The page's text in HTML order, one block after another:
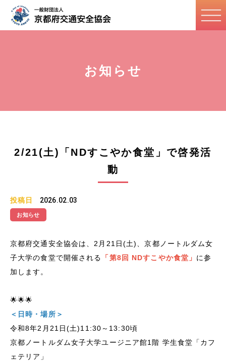
お知らせ
2/21(土)「NDすこやか食堂」で啓発活
動
投稿日 2026.02.03
お知らせ
京都府交通安全協会は、2月21日(土)、京都ノートルダム女
子大学の食堂で開催される
「第8回 NDすこやか食堂」 に参
加します。
🌟🌟🌟
＜日時・場所＞
令和8年2月21日(土)11:30～13:30頃
京都ノートルダム女子大学ユージニア館1階 学生食堂「カフ
ェテリア」